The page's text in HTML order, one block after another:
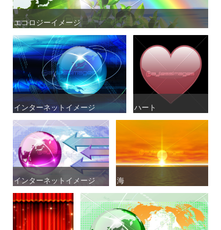
エコロジーイメージ
エコロジーイメージ
インターネットイメージ
インターネットイメージ ハート
ハート
インターネットイメージ
インターネットイメージ 海
海